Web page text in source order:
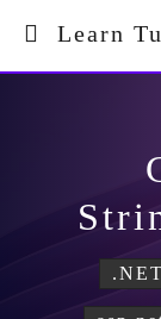
Learn